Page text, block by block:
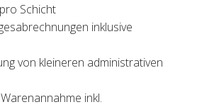
Schicht
inklusive
von kleineren administrativen
inkl.